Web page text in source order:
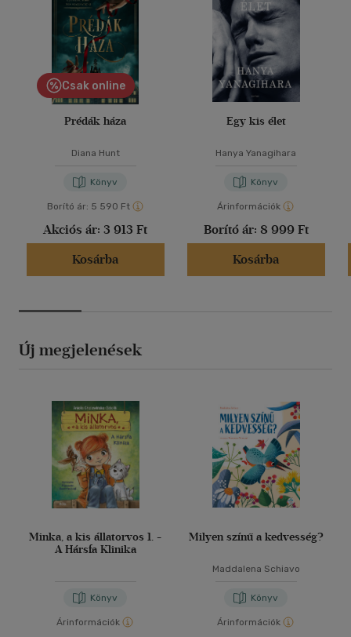
Csak online
Prédák háza
Diana Hunt
Könyv
Borító ár: 5 590 Ft
Akciós ár: 3 913 Ft
Kosárba
Egy kis élet
Hanya Yanagihara
Könyv
Árinformációk
Borító ár: 8 999 Ft
Kosárba
Új megjelenések
Minka, a kis állatorvos 1. -
A Hársfa Klinika
Könyv
Árinformációk
Milyen színű a kedvesség?
Maddalena Schiavo
Könyv
Árinformációk